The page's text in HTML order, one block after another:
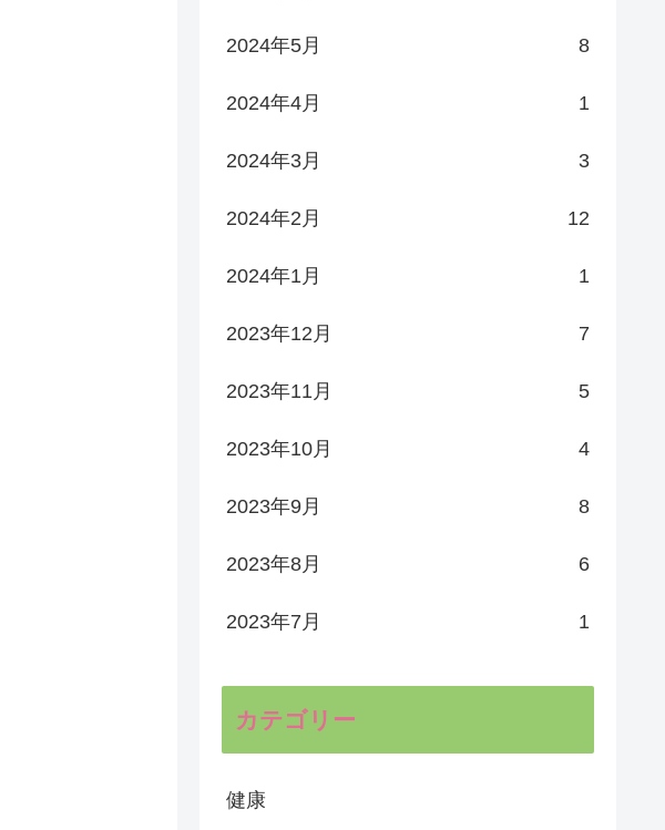
2024年5月 8
2024年4月 1
2024年3月 3
2024年2月 12
2024年1月 1
2023年12月 7
2023年11月 5
2023年10月 4
2023年9月 8
2023年8月 6
2023年7月 1
カテゴリー
健康